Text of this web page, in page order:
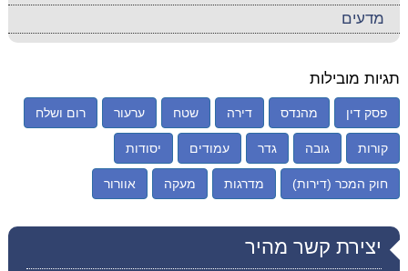
מדעים
תגיות מובילות
פסק דין מהנדס דירה שטח ערעור רום ושלח
קורות גובה גדר עמודים יסודות
חוק המכר (דירות) מדרגות מעקה אוורור
יצירת קשר מהיר